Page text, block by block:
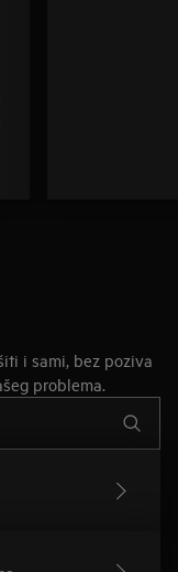
i sami, bez poziva
problema.